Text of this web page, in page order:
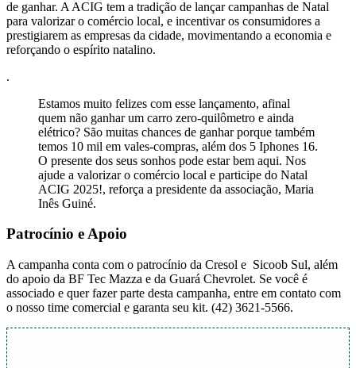
de ganhar. A ACIG tem a tradição de lançar campanhas de Natal
para valorizar o comércio local, e incentivar os consumidores a
prestigiarem as empresas da cidade, movimentando a economia e
reforçando o espírito natalino.
.
Estamos muito felizes com esse lançamento, afinal
quem não ganhar um carro zero-quilômetro e ainda
elétrico? São muitas chances de ganhar porque também
temos 10 mil em vales-compras, além dos 5 Iphones 16.
O presente dos seus sonhos pode estar bem aqui. Nos
ajude a valorizar o comércio local e participe do Natal
ACIG 2025!, reforça a presidente da associação, Maria
Inês Guiné.
Patrocínio e Apoio
A campanha conta com o patrocínio da Cresol e Sicoob Sul, além
do apoio da BF Tec Mazza e da Guará Chevrolet. Se você é
associado e quer fazer parte desta campanha, entre em contato com
o nosso time comercial e garanta seu kit. (42) 3621-5566.